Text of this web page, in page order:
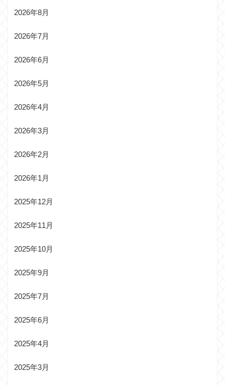
2026年8月
2026年7月
2026年6月
2026年5月
2026年4月
2026年3月
2026年2月
2026年1月
2025年12月
2025年11月
2025年10月
2025年9月
2025年7月
2025年6月
2025年4月
2025年3月